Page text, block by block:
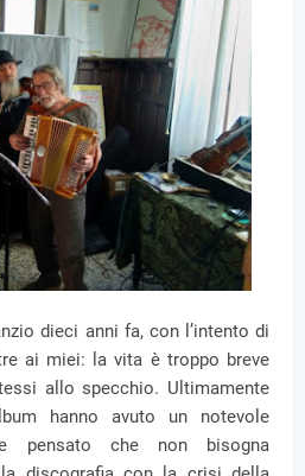
dieci anni fa, con l’intento di
ai miei: la vita è troppo breve
allo specchio. Ultimamente
hanno avuto un notevole
pensato che non bisogna